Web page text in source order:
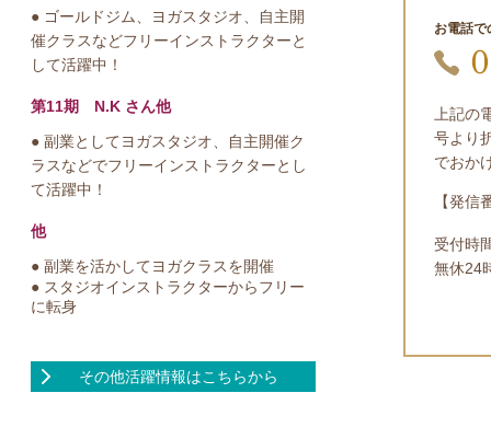
お電話で
上記の
号より
でおか
【発
受付時
無休24
● ゴールドジム、ヨガスタジオ、自主開
催クラスなどフリーインストラクターと
して活躍中！
第11期 N.K さん他
● 副業としてヨガスタジオ、自主開催ク
ラスなどでフリーインストラクターとし
て活躍中！
他
● 副業を活かしてヨガクラスを開催
● スタジオインストラクターからフリー
に転身
その他活躍情報はこちらから